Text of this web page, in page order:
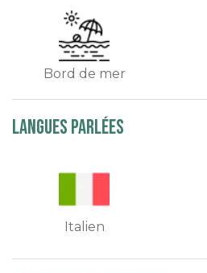
Bord de mer
Langues parlées
Italien